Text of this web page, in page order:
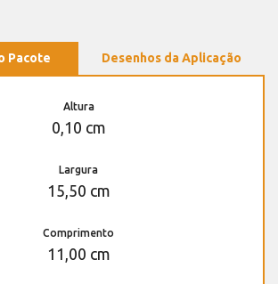
Pacote Desenhos da Aplicação
Altura
0,10 cm
Largura
15,50 cm
Comprimento
11,00 cm